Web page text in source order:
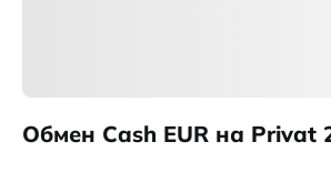
Обмен Cash EUR на Privat